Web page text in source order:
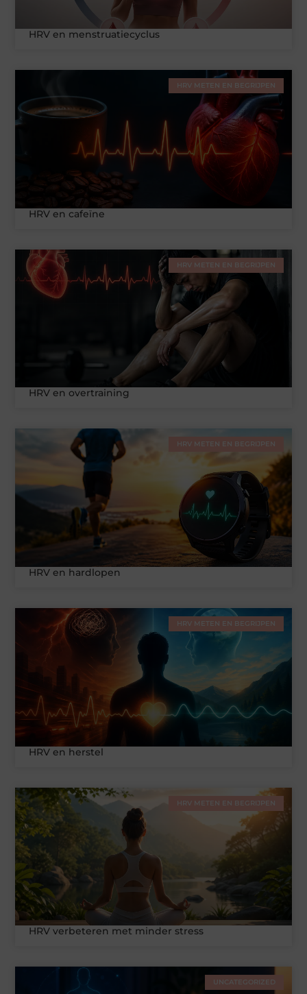
HRV en menstruatiecyclus
HRV METEN EN BEGRIJPEN
HRV en cafeïne
HRV METEN EN BEGRIJPEN
HRV en overtraining
HRV METEN EN BEGRIJPEN
HRV en hardlopen
HRV METEN EN BEGRIJPEN
HRV en herstel
HRV METEN EN BEGRIJPEN
HRV verbeteren met minder stress
UNCATEGORIZED